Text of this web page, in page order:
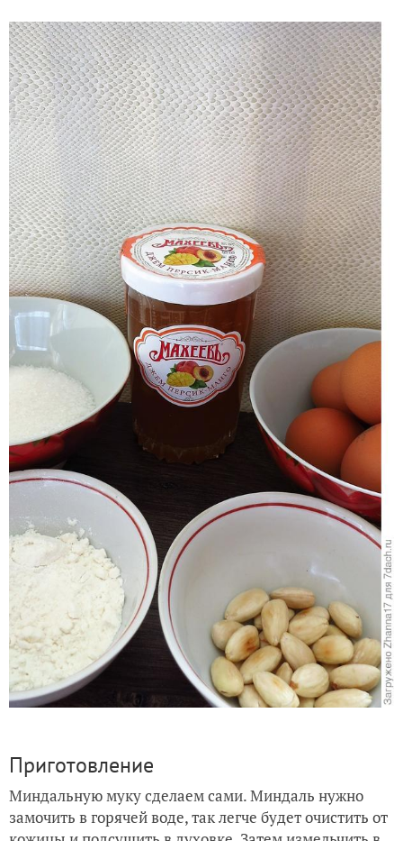
Приготовление
Миндальную муку сделаем сами. Миндаль нужно
замочить в горячей воде, так легче будет очистить от